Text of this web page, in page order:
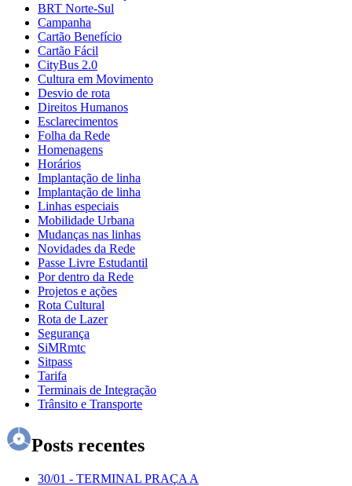
BRT Norte-Sul
Campanha
Cartão Benefício
Cartão Fácil
CityBus 2.0
Cultura em Movimento
Desvio de rota
Direitos Humanos
Esclarecimentos
Folha da Rede
Homenagens
Horários
Implantação de linha
Implantação de linha
Linhas especiais
Mobilidade Urbana
Mudanças nas linhas
Novidades da Rede
Passe Livre Estudantil
Por dentro da Rede
Projetos e ações
Rota Cultural
Rota de Lazer
Segurança
SiMRmtc
Sitpass
Tarifa
Terminais de Integração
Trânsito e Transporte
Posts recentes
30/01 - TERMINAL PRAÇA A